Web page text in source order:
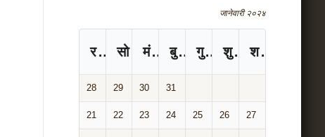
रविवार सोमवार मंगळवार बुधवार गुरुवार शुक्रवार शनिवार
जानेवारी २०२४
28 29 30 31
21 22 23 24 25 26 27